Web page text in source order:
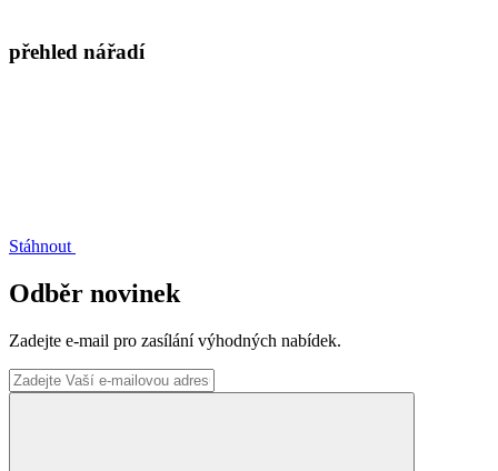
přehled nářadí
Stáhnout
Odběr novinek
Zadejte e-mail pro zasílání výhodných nabídek.